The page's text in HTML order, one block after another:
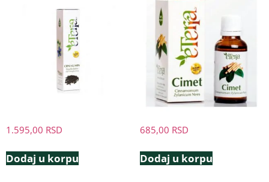
1.595,00 RSD
Dodaj u korpu
685,00 RSD
Dodaj u korpu